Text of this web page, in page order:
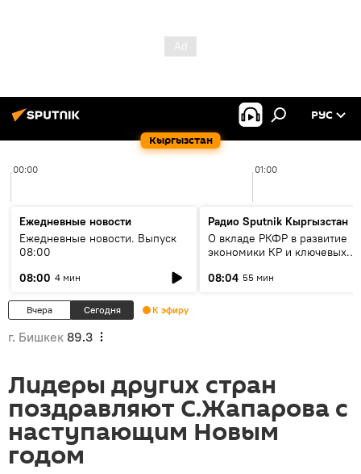
Кыргызстан
РУС
00:00 01:00
Ежедневные новости
Ежедневные новости. Выпуск
08:00
08:00 4 мин
Радио Sputnik Кыргызстан
О вкладе РКФР в развитие
экономики КР и ключевых
08:04 55 мин
Вчера Сегодня К эфиру
г. Бишкек 89.3
Лидеры других стран
поздравляют С.Жапарова с
наступающим Новым
годом